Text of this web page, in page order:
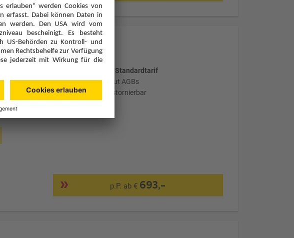
gewählter Tarif: Standardtarif
stornierbar laut AGBs
nicht flexibel stornierbar
p.P. ab € 693,-